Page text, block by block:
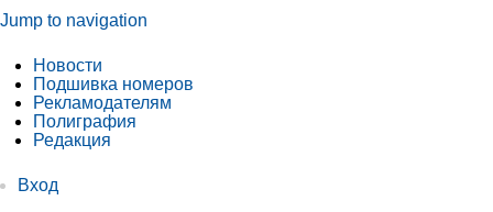
Jump to navigation
Новости
Подшивка номеров
Рекламодателям
Полиграфия
Редакция
Вход